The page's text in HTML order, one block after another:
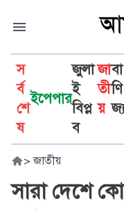
স
র্ব
শে
ষ
ইপেপার
জুলা
ই
বিপ্ল
ব
জা
তী
য়
বা
ণি
> জাতীয়
সারা দেশে